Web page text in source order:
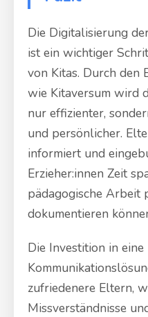
Die Digitalisierung
ist ein wichtiger
von Kitas. Durch den
wie Kitaversum wird
nur effizienter,
und persönlicher.
informiert und
Erzieher:innen Zeit
pädagogische Arbeit
dokumentieren
Die Investition in eine
zufriedenere Eltern,
Missverständnisse